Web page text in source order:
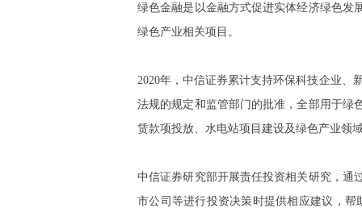
绿色金融是以金融方式促进实体经济绿色发
绿色产业相关项目。
2020年，中信证券累计支持环保科技企业、
法规的规定和监管部门的批准，全部用于绿
赁款项投放、水电站项目建设及绿色产业领
中信证券研究部开展责任投资相关研究，通
市公司等进行投资决策时提供相应建议，帮